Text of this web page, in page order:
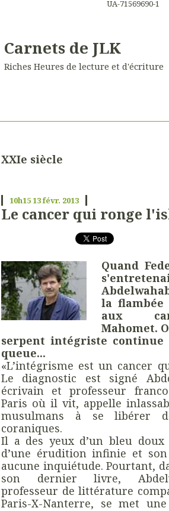
UA-71569690-1
Carnets de JLK
Riches Heures de lecture et d'écriture
XXIe siècle
10h1513févr. 2013
Le cancer qui ronge
Quand
la flambée
aux
Mahomet.
serpent intégriste continue
queue...
«L’intégrisme est un cancer
Le diagnostic est signé
écrivain et professeur
Paris où il vit, appelle
musulmans à se libérer
coraniques.
Il a des yeux d’un bleu
d’une érudition infinie et
aucune inquiétude. Pourtant,
son dernier livre,
professeur de littérature
Paris-X-Nanterre, se met